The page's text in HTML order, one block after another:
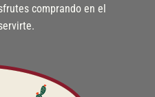
comprando en el